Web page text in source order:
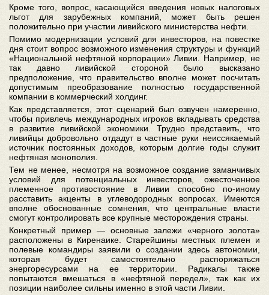
Кроме того, вопрос, касающийся введения новых налоговых
льгот для зарубежных компаний, может быть решен
положительно при участии ливийского министерства нефти.
Помимо модернизации условий для инвесторов, на повестке
дня стоит вопрос возможного изменения структуры и функций
«Национальной нефтяной корпорации» Ливии. Например, не
так давно ливийской стороной было высказано
предположение, что правительство вполне может посчитать
допустимым преобразование полностью государственной
компании в коммерческий холдинг.
Как представляется, этот сценарий был озвучен намеренно,
чтобы привлечь международных игроков вкладывать средства
в развитие ливийской экономики. Трудно представить, что
ливийцы добровольно отдадут в частные руки неиссякаемый
источник постоянных доходов, которым долгие годы служит
нефтяная монополия.
Тем не менее, несмотря на возможное создание заманчивых
условий для потенциальных инвесторов, ожесточенное
племенное противостояние в Ливии способно по-иному
расставить акценты в углеводородных вопросах. Имеются
вполне обоснованные сомнения, что центральные власти
смогут контролировать все крупные месторождения страны.
Конкретный пример — основные залежи «черного золота»
расположены в Киренаике. Старейшины местных племен и
полевые командиры заявили о создании здесь автономии,
которая будет самостоятельно распоряжаться
энергоресурсами на ее территории. Радикалы также
попытаются вмешаться в «нефтяной передел», так как их
позиции наиболее сильны именно в этой части Ливии.